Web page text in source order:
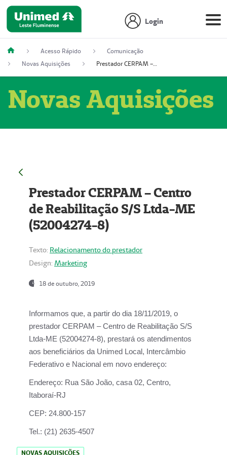
Login
Acesso Rápido
Comunicação
Novas Aquisições
Prestador CERPAM – Centro de Reabilitação S/S Ltda-ME (52004274-8)
Novas Aquisições
Prestador CERPAM – Centro
de Reabilitação S/S Ltda-ME
(52004274-8)
Texto: Relacionamento do prestador
Design: Marketing
18 de outubro, 2019
Informamos que, a partir do dia 18/11/2019, o
prestador CERPAM – Centro de Reabilitação S/S
Ltda-ME (52004274-8), prestará os atendimentos
aos beneficiários da Unimed Local, Intercâmbio
Federativo e Nacional em novo endereço:
Endereço: Rua São João, casa 02, Centro,
Itaboraí-RJ
CEP: 24.800-157
Tel.: (21) 2635-4507
NOVAS AQUISIÇÕES